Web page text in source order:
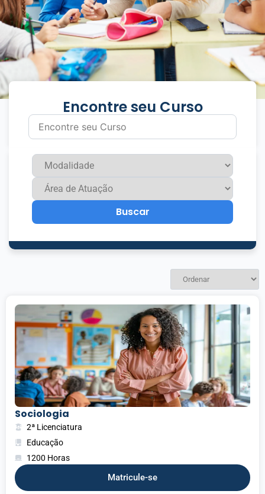
Encontre seu Curso
Buscar
Sociologia
2ª Licenciatura
Educação
1200 Horas
Matricule-se